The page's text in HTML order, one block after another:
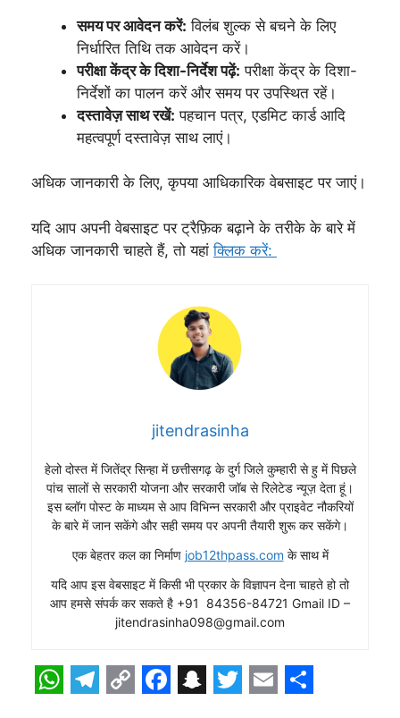
समय पर आवेदन करें: विलंब शुल्क से बचने के लिए
निर्धारित तिथि तक आवेदन करें।
परीक्षा केंद्र के दिशा-निर्देश पढ़ें: परीक्षा केंद्र के दिशा-
निर्देशों का पालन करें और समय पर उपस्थित रहें।
दस्तावेज़ साथ रखें: पहचान पत्र, एडमिट कार्ड आदि
महत्वपूर्ण दस्तावेज़ साथ लाएं।
अधिक जानकारी के लिए, कृपया आधिकारिक वेबसाइट पर जाएं।
यदि आप अपनी वेबसाइट पर ट्रैफ़िक बढ़ाने के तरीके के बारे में
अधिक जानकारी चाहते हैं, तो यहांक्लिक करें:
jitendrasinha
हेलो दोस्त में जितेंद्र सिन्हा में छत्तीसगढ़ के दुर्ग जिले कुम्हारी से हु में पिछले
पांच सालों से सरकारी योजना और सरकारी जॉब से रिलेटेड न्यूज़ देता हूं।
इस ब्लॉग पोस्ट के माध्यम से आप विभिन्न सरकारी और प्राइवेट नौकरियों
के बारे में जान सकेंगे और सही समय पर अपनी तैयारी शुरू कर सकेंगे।
एक बेहतर कल का निर्माण job12thpass.com के साथ में
यदि आप इस वेबसाइट में किसी भी प्रकार के विज्ञापन देना चाहते हो तो
आप हमसे संपर्क कर सकते है +91 84356-84721 Gmail ID –
jitendrasinha098@gmail.com